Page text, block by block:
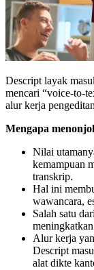
Descript layak
mencari “voice-to-
alur kerja
Mengapa menonjol
Nilai
kemampuan
transkrip.
Hal ini
wawancara,
Salah satu
Alur kerja
Descript
alat dikte